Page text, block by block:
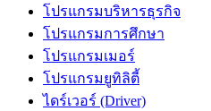
โปรแกรมบริหารธุรกิจ
โปรแกรมการศึกษา
โปรแกรมเมอร์
โปรแกรมยูทิลิตี้
ไดร์เวอร์ (Driver)